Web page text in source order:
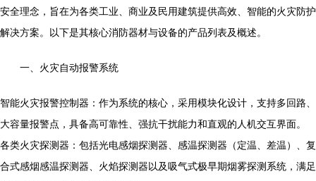
安全理念，旨在为各类工业、商业及民用建筑提供高效、智能的火灾防护
解决方案。以下是其核心消防器材与设备的产品列表及概述。
一、火灾自动报警系统
智能火灾报警控制器：作为系统的核心，采用模块化设计，支持多回路、
大容量报警点，具备高可靠性、强抗干扰能力和直观的人机交互界面。
各类火灾探测器：包括光电感烟探测器、感温探测器（定温、差温）、复
合式感烟感温探测器、火焰探测器以及吸气式极早期烟雾探测系统，满足